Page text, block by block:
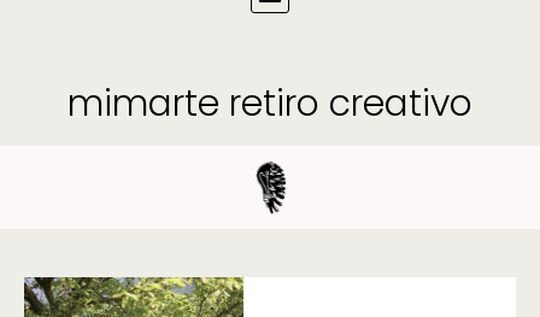
mimarte retiro creativo